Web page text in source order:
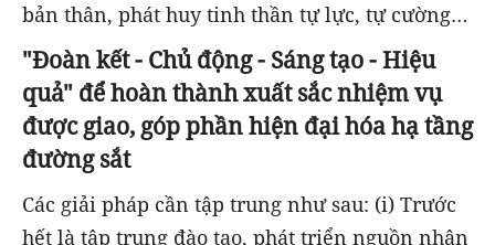
bản thân, phát huy tinh thần tự lực, tự cường…
"Đoàn kết - Chủ động - Sáng tạo - Hiệu
quả" để hoàn thành xuất sắc nhiệm vụ
được giao, góp phần hiện đại hóa hạ tầng
đường sắt
Các giải pháp cần tập trung như sau: (i) Trước
hết là tập trung đào tạo, phát triển nguồn nhân